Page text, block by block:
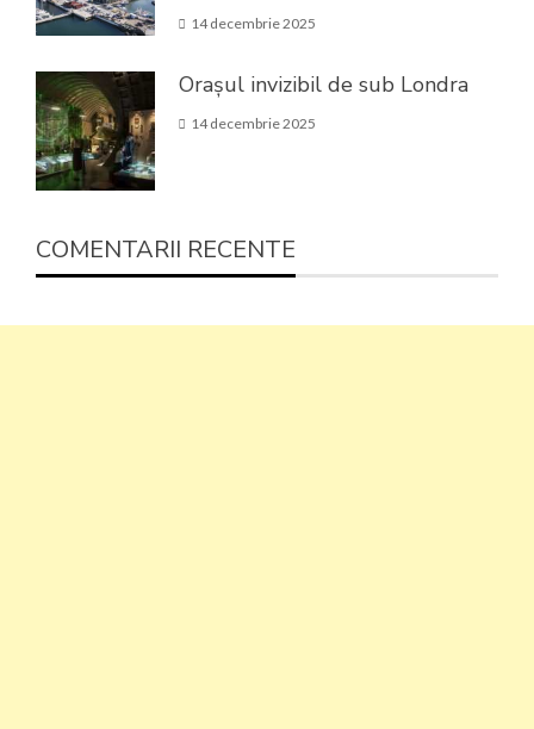
14 decembrie 2025
Orașul invizibil de sub Londra
14 decembrie 2025
COMENTARII RECENTE